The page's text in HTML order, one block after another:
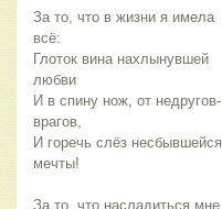
За то, что в жизни я имела
всё:
Глоток вина нахлынувшей
любви
И в спину нож, от недругов-
врагов,
И горечь слёз несбывшейся
мечты!
За то, что насладиться мне